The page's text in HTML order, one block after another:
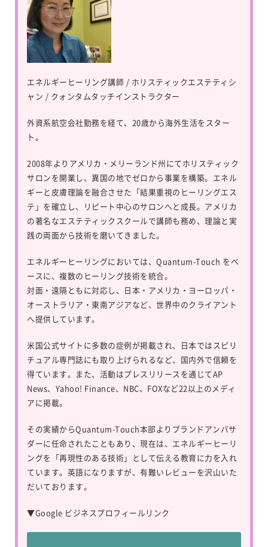
エネルギーヒーリング講師 / ホリスティックエステティシ
ャン / クォンタムタッチインストラクター
外資系航空会社勤務を経て、20歳から海外生活をスター
ト。
2008年よりアメリカ・メリーランド州にてホリスティック
サロンを開業し、異国の地でゼロから事業を構築。エネル
ギーと皮膚理論を融合させた「結果重視のヒーリングエス
テ」を確立し、リピート中心のサロンへと成長。アメリカ
の著名なエステティックスクールで講師も務め、理論と実
践の両面から技術を磨いてきました。
エネルギーヒーリングにおいては、 Quantum-Touch をベ
ースに、複数のヒーリング技術を統合。
対面・遠隔ともに対応し、日本・アメリカ・ヨーロッパ・
オーストラリア・東南アジアなど、世界中のクライアント
へ提供しています。
米国公式サイトに多数の症例が掲載され、日本ではスピリ
チュアル専門誌にも取り上げられるなど、国内外で信頼を
得ています。また、活動はプレスリリースを通じてAP
News、Yahoo! Finance、NBC、FOXなど22以上のメディ
アに掲載。
その実績からQuantum-Touch本部よりブランドアンバサ
ダーに任命されたこともあり、現在は、エネルギーヒーリ
ングを「再現性のある技術」として伝える教育に力を入れ
ています。英語になりますが、有難いレビューを沢山いた
だいております。
▼Google ビジネスプロフィールリンク